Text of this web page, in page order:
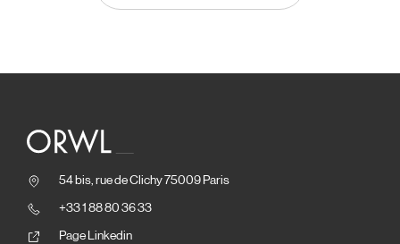
54 bis, rue de Clichy 75009 Paris
+33 1 88 80 36 33
Page Linkedin